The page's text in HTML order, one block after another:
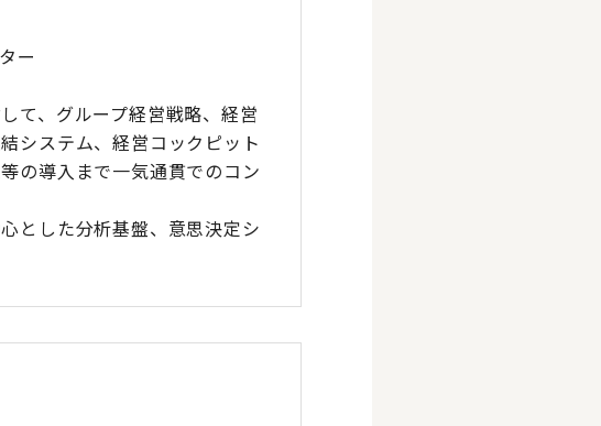
ー
て、グループ経営戦略、経営
システム、経営コックピット
の導入まで一気通貫でのコン
とした分析基盤、意思決定シ